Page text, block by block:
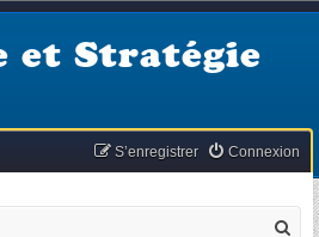
et Stratégie
Connexion
S’enregistrer